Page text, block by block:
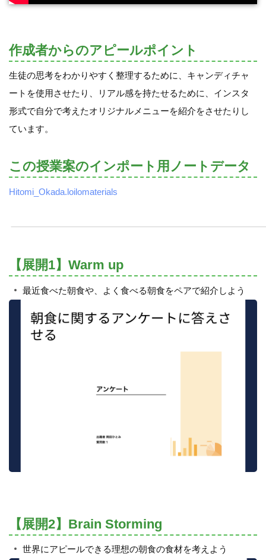
作成者からのアピールポイント
生徒の思考をわかりやすく整理するために、キャンディチャ
ートを使用させたり、リアル感を持たせるために、インスタ
形式で自分で考えたオリジナルメニューを紹介をさせたりし
ています。
この授業案のインポート用ノートデータ
Hitomi_Okada.loilomaterials
【展開1】Warm up
最近食べた朝食や、よく食べる朝食をペアで紹介しよう
【展開2】Brain Storming
世界にアピールできる理想の朝食の食材を考えよう